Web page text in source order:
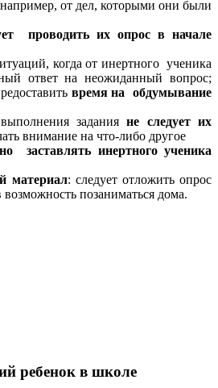
от дел, которыми они были
проводить их опрос в начале
когда от инертного ученика
ответ на неожиданный вопрос;
время на
обдумывание
заданияне следует их
внимание на что-либо другое
заставлять инертного ученика
материал: следует отложить опрос
позаниматься дома.
ребенок в школе